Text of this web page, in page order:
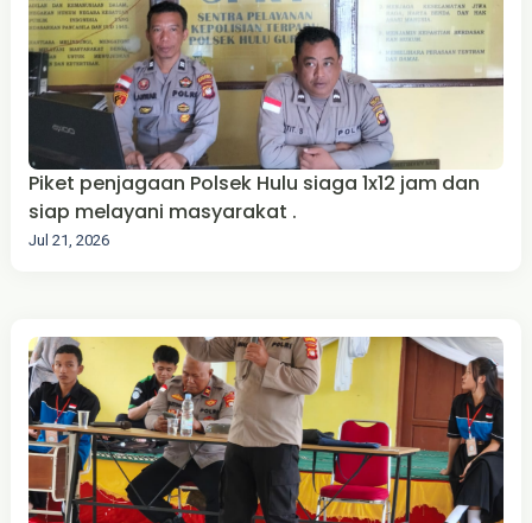
Piket penjagaan Polsek Hulu siaga 1x12 jam dan
siap melayani masyarakat .
Jul 21, 2026